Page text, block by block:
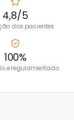
4,8/5
dos pacientes
100%
e regulamentado